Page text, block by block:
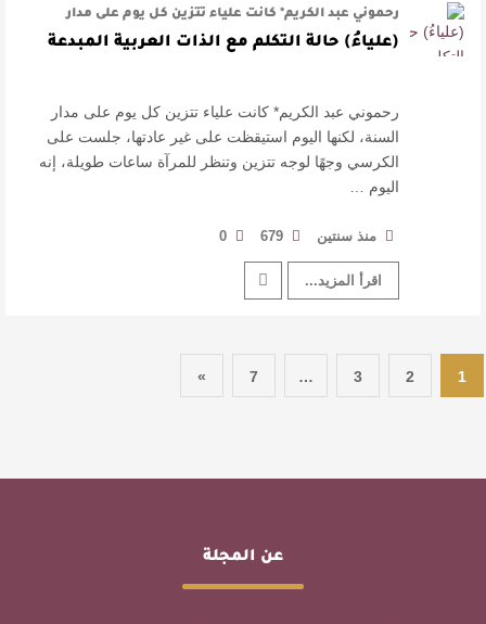
رحموني عبد الكريم* كانت علياء تتزين كل يوم على مدار
السنة، لكنها اليوم استيقظت ع …
(علياءُ) حالة التكلم مع الذات العربية المبدعة
رحموني عبد الكريم* كانت علياء تتزين كل يوم على مدار
السنة، لكنها اليوم استيقظت على غير عادتها، جلست على
الكرسي وجهًا لوجه تتزين وتنظر للمرآة ساعات طويلة، إنه
اليوم …
منذ سنتين 679
0
اقرأ المزيد...
1
2
3
…
7
»
عن المجلة